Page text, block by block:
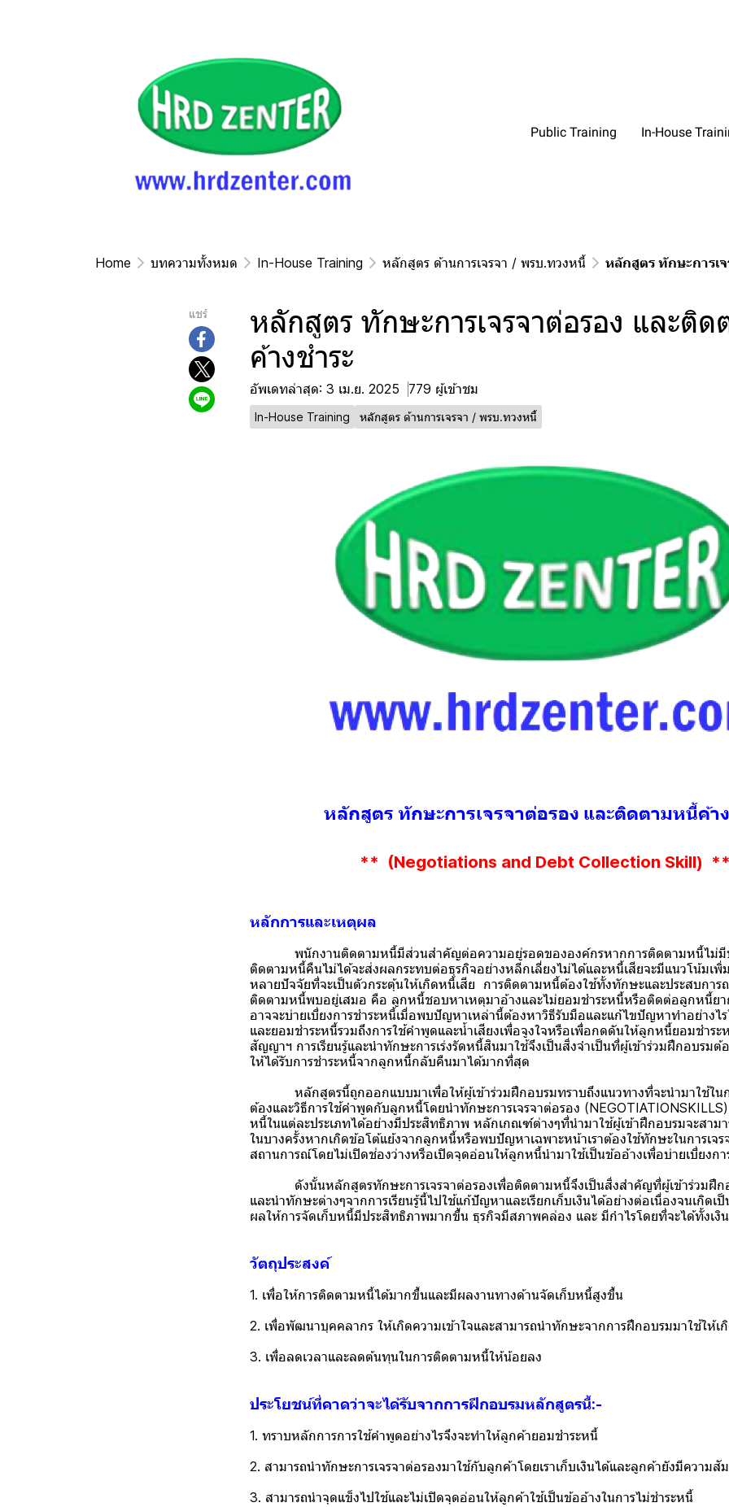
Public Training In-House
Home บทความทั้งหมด In-House Training หลักสูตร ด้านการเจรจา / พรบ.ทวงหนี้ หลักสูตร ทักษะการเ
แชร์
หลักสูตร ทักษะการเจรจาต่อรอง และติ
ค้างชำระ
อัพเดทล่าสุด: 3 เม.ย. 2025 779 ผู้เข้าชม
In-House Training หลักสูตร ด้านการเจรจา / พรบ.ทวงหนี้
หลักสูตร ทักษะการเจรจาต่อรอง และติดตามหนี้ค้า
** (Negotiations and Debt Collection Skill) **
หลักการและเหตุผล
พนักงานติดตามหนี้มีส่วนสำคัญต่อความอยู่รอดขององค์กรหากการติดตามหนี้ไม่มี
ติดตามหนี้คืนไม่ได้จะส่งผลกระทบต่อธุรกิจอย่างหลีกเลี่ยงไม่ได้และหนี้เสียจะมีแนวโน้มเพิ่
หลายปัจจัยที่จะเป็นตัวกระตุ้นให้เกิดหนี้เสีย การติดตามหนี้ต้องใช้ทั้งทักษะและประสบกา
ติดตามหนี้พบอยู่เสมอ คือ ลูกหนี้ชอบหาเหตุมาอ้างและไม่ยอมชำระหนี้หรือติดต่อลูกหนี้ย
อาจจะบ่ายเบี่ยงการชำระหนี้เมื่อพบปัญหาเหล่านี้ต้องหาวิธีรับมือและแก้ไขปัญหาทำอย่างไ
และยอมชำระหนี้รวมถึงการใช้คำพูดและน้ำเสียงเพื่อจูงใจหรือเพื่อกดดันให้ลูกหนี้ยอมชำระ
สัญญาฯ การเรียนรู้และนำทักษะการเร่งรัดหนี้สินมาใช้จึงเป็นสิ่งจำเป็นที่ผู้เข้าร่วมฝึกอบรมต้
ให้ได้รับการชำระหนี้จากลูกหนี้กลับคืนมาได้มากที่สุด
หลักสูตรนี้ถูกออกแบบมาเพื่อให้ผู้เข้าร่วมฝึกอบรมทราบถึงแนวทางที่จะนำมาใช้ใน
ต้องและวิธีการใช้คำพูดกับลูกหนี้โดยนำทักษะการเจรจาต่อรอง
หนี้ในแต่ละประเภทได้อย่างมีประสิทธิภาพ หลักเกณฑ์ต่างๆที่นำมาใช้ผู้เข้าฝึกอบรมจะสาม
ในบางครั้งหากเกิดข้อโต้แย้งจากลูกหนี้หรือพบปัญหาเฉพาะหน้าเราต้องใช้ทักษะในการเจร
สถานการณ์โดยไม่เปิดช่องว่างหรือเปิดจุดอ่อนให้ลูกหนี้นำมาใช้เป็นข้ออ้างเพื่อบ่ายเบี่ยงก
ดังนั้นหลักสูตรทักษะการเจรจาต่อรองเพื่อติดตามหนี้จึงเป็นสิ่งสำคัญที่ผู้เข้าร่วมฝึกอ
และนำทักษะต่างๆจากการเรียนรู้นี้ไปใช้แก้ปัญหาและเรียกเก็บเงินได้อย่างต่อเนื่องจนเกิดเ
ผลให้การจัดเก็บหนี้มีประสิทธิภาพมากขึ้น ธุรกิจมีสภาพคล่อง และ มีกำไรโดยที่จะได้ทั้งเงิ
วัตถุประสงค์
1. เพื่อให้การติดตามหนี้ได้มากขึ้นและมีผลงานทางด้านจัดเก็บหนี้สูงขึ้น
2. เพื่อพัฒนาบุคคลากร ให้เกิดความเข้าใจและสามารถนำทักษะจากการฝึกอบรมมาใช้ให้เ
3. เพื่อลดเวลาและลดต้นทุนในการติดตามหนี้ให้น้อยลง
ประโยชน์ที่คาดว่าจะได้รับจากการฝึกอบรมหลักสูตรนี้:-
1. ทราบหลักการการใช้คำพูดอย่างไรจึงจะทำให้ลูกค้ายอมชำระหนี้
2. สามารถนำทักษะการเจรจาต่อรองมาใช้กับลูกค้าโดยเราเก็บเงินได้และลูกค้ายังมีความสั
3. สามารถนำจุดแข็งไปใช้และไม่เปิดจุดอ่อนให้ลูกค้าใช้เป็นข้ออ้างในการไม่ชำระหนี้